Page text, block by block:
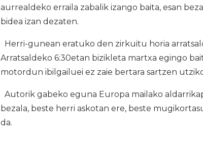
aurrealdeko erraila zabalik izango baita, esan
bidea izan dezaten.
Herri-gunean eratuko den zirkuitu horia
Arratsaldeko 6:30etan bizikleta martxa egingo
motordun ibilgailuei ez zaie bertara sartzen
Autorik gabeko eguna Europa mailako
bezala, beste herri askotan ere, beste
da.